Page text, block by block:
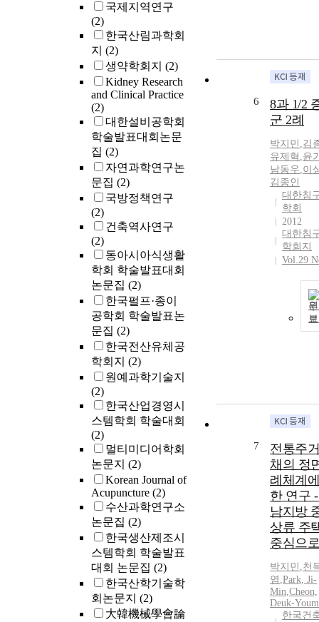
국제지역연구
(2)
한국산림과학회
지 (2)
생약학회지 (2)
Kidney Research
and Clinical Practice
(2)
대한설비공학회
학술발표대회논문
집 (2)
자연과학연구논
문집 (2)
국방정책연구
(2)
건축역사연구
(2)
동아시아식생활
학회 학술발표대회
논문집 (2)
한국펄프·종이
공학회 학술발표논
문집 (2)
한국전산유체공
학회지 (2)
원예과학기술지
(2)
한국산업경영시
스템학회 학술대회
(2)
멀티미디어학회
논문지 (2)
Korean Journal of
Acupuncture (2)
수산과학연구소
논문집 (2)
한국생산제조시
스템학회 학술발표
대회 논문집 (2)
한국산학기술학
회논문지 (2)
大韓機械學會論
6
8과 1/2
군 2례
박지민 ,김
유제혁 ,윤
남동우,이
김종인
대한침
학회
2012
대한침
학회지
Vol.29
7
전통주
채의 정
례체계
한 연구
남지방
상류 주
중심으
박지민 ,천
염 ,Park, Ji-
Min,Cheon,
Deuk-Youm
한국건